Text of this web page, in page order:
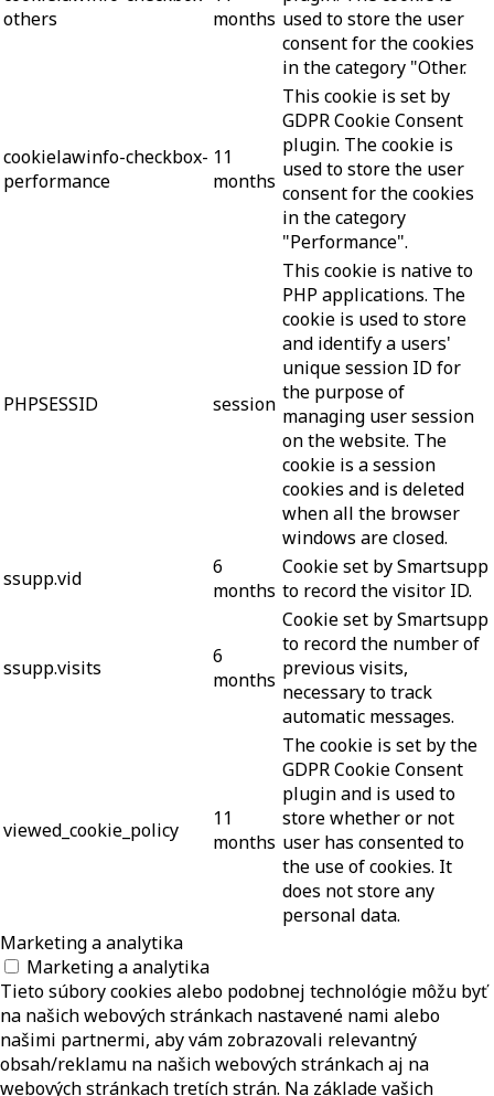
others
months used to store the user
consent for the cookies
in the category "Other.
cookielawinfo-checkbox-
performance
11
months
This cookie is set by
GDPR Cookie Consent
plugin. The cookie is
used to store the user
consent for the cookies
in the category
"Performance".
PHPSESSID session
This cookie is native to
PHP applications. The
cookie is used to store
and identify a users'
unique session ID for
the purpose of
managing user session
on the website. The
cookie is a session
cookies and is deleted
when all the browser
windows are closed.
ssupp.vid
6
months
Cookie set by Smartsupp
to record the visitor ID.
ssupp.visits
6
months
Cookie set by Smartsupp
to record the number of
previous visits,
necessary to track
automatic messages.
viewed_cookie_policy
11
months
The cookie is set by the
GDPR Cookie Consent
plugin and is used to
store whether or not
user has consented to
the use of cookies. It
does not store any
personal data.
Marketing a analytika
Marketing a analytika
Tieto súbory cookies alebo podobnej technológie môžu byť
na našich webových stránkach nastavené nami alebo
našimi partnermi, aby vám zobrazovali relevantný
obsah/reklamu na našich webových stránkach aj na
webových stránkach tretích strán. Na základe vašich